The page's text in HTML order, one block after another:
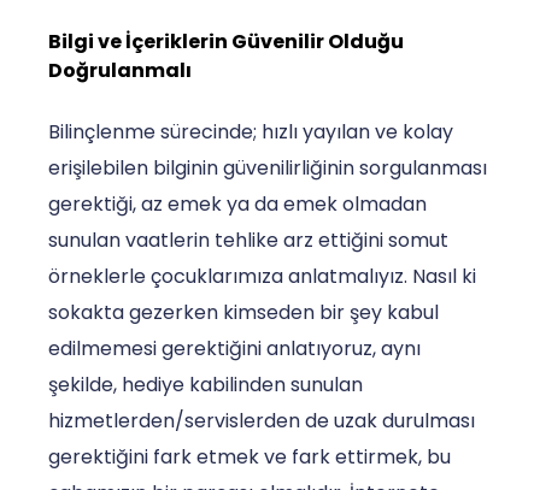
Bilgi ve İçeriklerin Güvenilir Olduğu
Doğrulanmalı
Bilinçlenme sürecinde; hızlı yayılan ve kolay
erişilebilen bilginin güvenilirliğinin sorgulanması
gerektiği, az emek ya da emek olmadan
sunulan vaatlerin tehlike arz ettiğini somut
örneklerle çocuklarımıza anlatmalıyız. Nasıl ki
sokakta gezerken kimseden bir şey kabul
edilmemesi gerektiğini anlatıyoruz, aynı
şekilde, hediye kabilinden sunulan
hizmetlerden/servislerden de uzak durulması
gerektiğini fark etmek ve fark ettirmek, bu